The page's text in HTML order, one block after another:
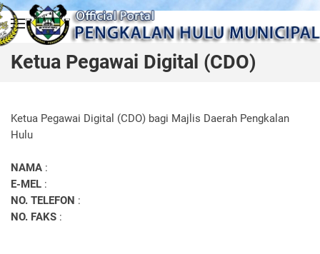
Skip to main content
Ketua Pegawai Digital (CDO)
Ketua Pegawai Digital (CDO) bagi Majlis Daerah Pengkalan
Hulu
NAMA :
E-MEL :
NO. TELEFON :
NO. FAKS :